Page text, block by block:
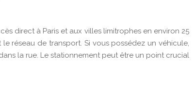
direct à Paris et aux villes limitrophes en environ 25
réseau de transport. Si vous possédez un véhicule,
la rue. Le stationnement peut être un point crucial